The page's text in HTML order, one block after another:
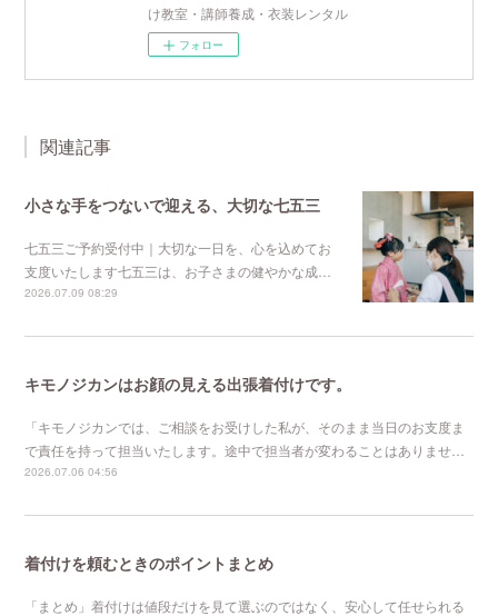
け教室・講師養成・衣装レンタル
フォロー
関連記事
小さな手をつないで迎える、大切な七五三
七五三ご予約受付中｜大切な一日を、心を込めてお
支度いたします七五三は、お子さまの健やかな成…
2026.07.09 08:29
キモノジカンはお顔の見える出張着付けです。
「キモノジカンでは、ご相談をお受けした私が、そのまま当日のお支度ま
で責任を持って担当いたします。途中で担当者が変わることはありませ…
2026.07.06 04:56
着付けを頼むときのポイントまとめ
「まとめ」着付けは値段だけを見て選ぶのではなく、安心して任せられる